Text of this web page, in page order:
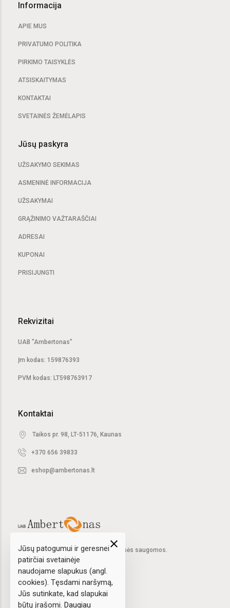
Jūsų patogumui ir geresnei
patirčiai svetainėje
naudojame slapukus (angl.
cookies). Tęsdami naršymą,
Jūs sutinkate, kad slapukai
būtų įrašomi. Daugiau
close
Informacija
APIE MUS
PRIVATUMO POLITIKA
PIRKIMO TAISYKLĖS
ATSISKAITYMAS
KONTAKTAI
SVETAINĖS ŽEMĖLAPIS
Jūsų paskyra
UŽSAKYMO SEKIMAS
ASMENINĖ INFORMACIJA
UŽSAKYMAI
GRĄŽINIMO VAŽTARAŠČIAI
ADRESAI
KUPONAI
PRISIJUNGTI
Rekvizitai
UAB "Ambertonas"
Įm kodas: 159876393
PVM kodas: LT598763917
Kontaktai
Taikos pr. 98, LT-51176, Kaunas
+370 656 39833
eshop@ambertonas.lt
2020 © UAB "Ambertonas". Visos teisės saugomos.
Sprendimas:elPresta.eu